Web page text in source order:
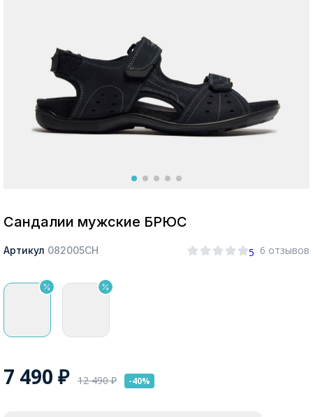
Москва
Да, все верно Изменить город
Сандалии мужские БРЮС
Артикул 082005СН 5 6 отзывов
7 490 ₽ 12 490₽ -40%